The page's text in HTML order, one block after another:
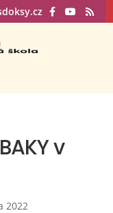
v
2022